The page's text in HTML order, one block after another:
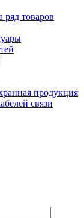
товаров
продукция
связи